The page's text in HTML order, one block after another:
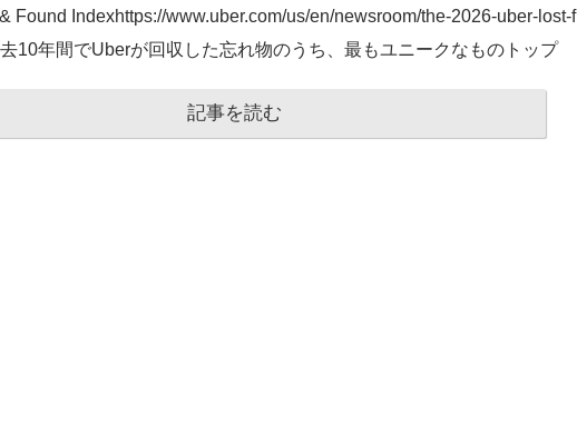
Found Indexhttps://www.uber.com/us/en/newsroom/the-2026-uber-lost-f
10年間でUberが回収した忘れ物のうち、最もユニークなものトップ
記事を読む